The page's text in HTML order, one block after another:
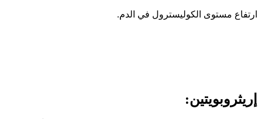
ارتفاع مستوى الكوليسترول في الدم.
إريثروبويتين: